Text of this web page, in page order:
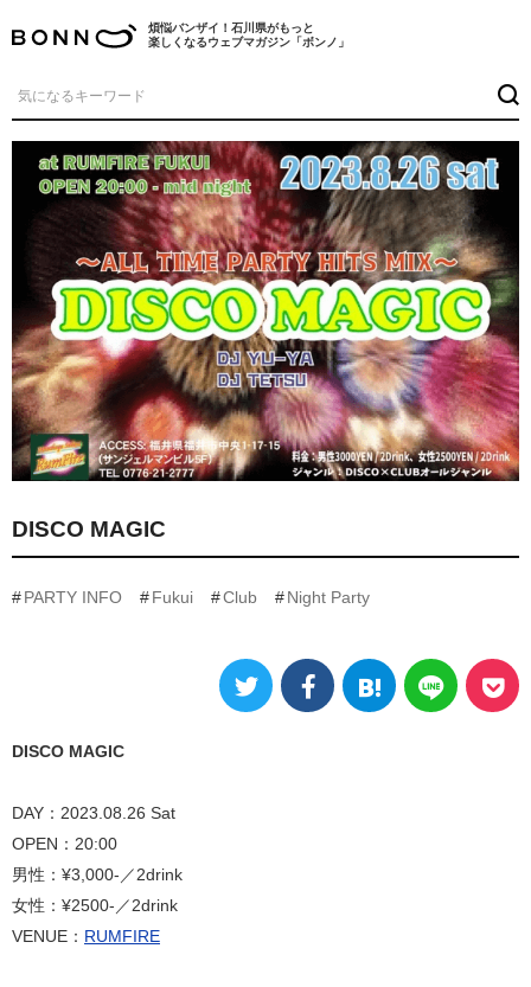
煩悩バンザイ！石川県がもっと
楽しくなるウェブマガジン「ボンノ」
DISCO MAGIC
PARTY INFO Fukui Club Night Party
DISCO MAGIC
DAY：2023.08.26 Sat
OPEN：20:00
男性：¥3,000-／2drink
女性：¥2500-／2drink
VENUE： RUMFIRE